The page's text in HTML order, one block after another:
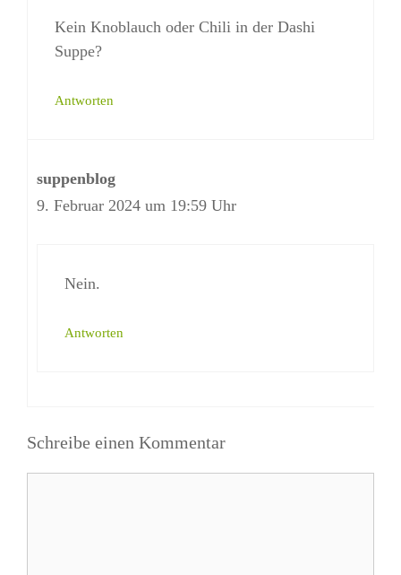
Kein Knoblauch oder Chili in der Dashi
Suppe?
Antworten
suppenblog
9. Februar 2024 um 19:59 Uhr
Nein.
Antworten
Schreibe einen Kommentar